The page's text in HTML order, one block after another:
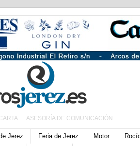
ASESORÍA DE COMUNICACIÓN
Jerez Feria de Jerez Motor